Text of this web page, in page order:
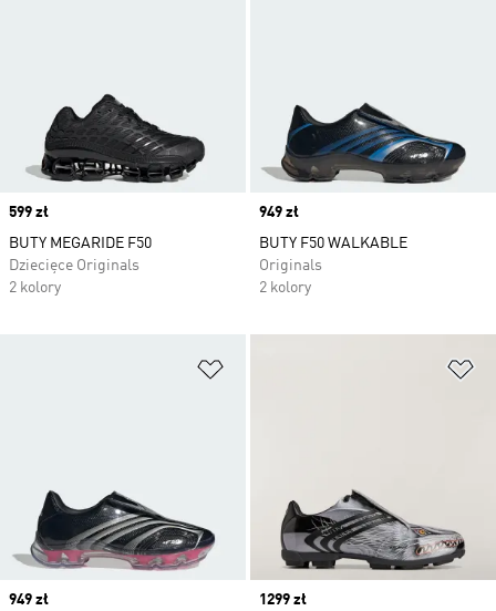
Price
599 zł
BUTY MEGARIDE F50
Dziecięce Originals
2 kolory
Price
949 zł
BUTY F50 WALKABLE
Originals
2 kolory
Price
949 zł Price
1299 zł